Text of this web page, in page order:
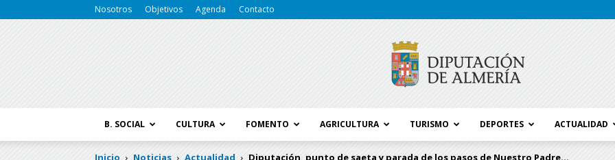
Nosotros Objetivos Agenda Contacto
B. SOCIAL CULTURA FOMENTO AGRICULTURA TURISMO DEPORTES ACTUALIDAD
Inicio Noticias Actualidad Diputación, punto de saeta y parada de los pasos de Nuestro Padre...